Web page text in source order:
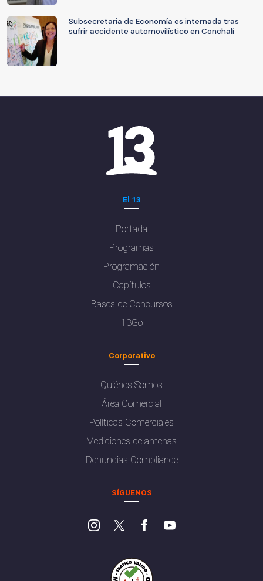
Subsecretaria de Economía es internada tras
sufrir accidente automovilístico en Conchalí
El 13
Portada
Programas
Programación
Capítulos
Bases de Concursos
13Go
Corporativo
Quiénes Somos
Área Comercial
Políticas Comerciales
Mediciones de antenas
Denuncias Compliance
SÍGUENOS